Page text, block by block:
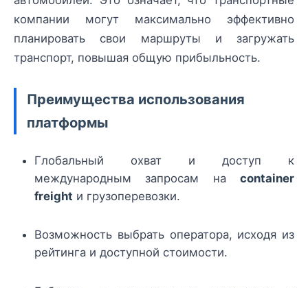
компании могут максимально эффективно
планировать свои маршруты и загружать
транспорт, повышая общую прибыльность.
Преимущества использования
платформы
Глобальный охват и доступ к
международным запросам на container
freight и грузоперевозки.
Возможность выбрать оператора, исходя из
рейтинга и доступной стоимости.